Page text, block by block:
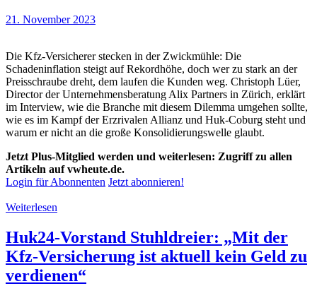
21. November 2023
Die Kfz-Versicherer stecken in der Zwickmühle: Die
Schadeninflation steigt auf Rekordhöhe, doch wer zu stark an der
Preisschraube dreht, dem laufen die Kunden weg. Christoph Lüer,
Director der Unternehmensberatung Alix Partners in Zürich, erklärt
im Interview, wie die Branche mit diesem Dilemma umgehen sollte,
wie es im Kampf der Erzrivalen Allianz und Huk-Coburg steht und
warum er nicht an die große Konsolidierungswelle glaubt.
Jetzt Plus-Mitglied werden und weiterlesen: Zugriff zu allen
Artikeln auf vwheute.de.
Login für Abonnenten Jetzt abonnieren!
Weiterlesen
Huk24-Vorstand Stuhldreier: „Mit der
Kfz-Versicherung ist aktuell kein Geld zu
verdienen“